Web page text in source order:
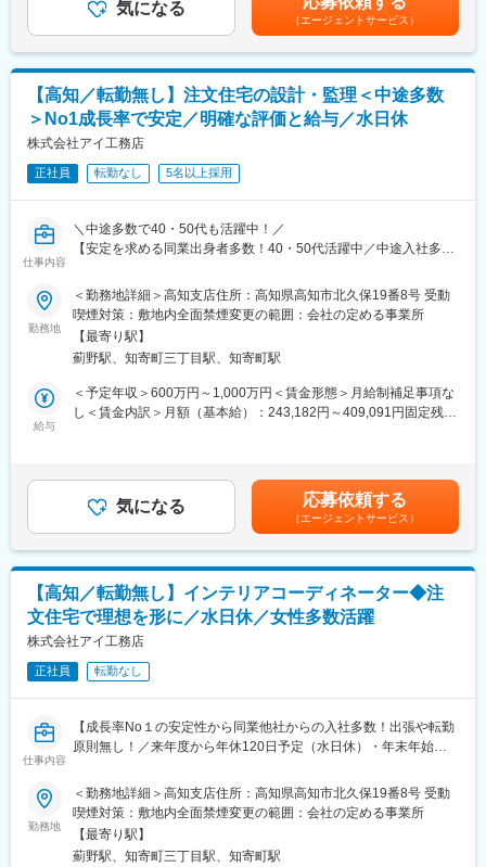
れていた薬剤管理を、全自動で管理、調整、計測、分包まで対応
可能にしました。当社の製品やシステムが、24時間止めてはなら
ない医療現場の安心安全や、医療従事者の負担軽減に大きく貢献
しています。
◆高いシェアを持つ製品：
調剤というニッチな分野で、業界トップクラスのシェアを誇る製
品が多数あります。寡占市場だからこそ、競合製品を使っている
顧客からいかにシェアを獲得するか試行錯誤する面白さがありま
す。
■職務内容：
お客様の想いがつまったマイホームづくりのため、着工からお引
未経験の方・経験が浅い方は、まずは先輩社員との同行からスタ
ートいただきますので、ご安心ください。
エリアは営業所管轄の都道府県となっており、原則直行直帰で宿
泊を伴うような遠方への出張や転勤は想定しておりません。
★１棟完工あたり２万円のインセンティブ支給あり！（社内規定
あり）実績は給与へもしっかり反映させます！
■当社の家づくり～自由設計の高品質注文住宅を適正価格で実現～
我々の住まいづくりの原点は、お客様のご要望にお応えするだけ
満足いただくことです。
お客様が5年10年と暮らしていく中で「この家にして良かった」
と思っていただけるよう、今まで以上にお客様とのご縁を大切に
し、理想の家づくりにおけるベストパートナーを目指して参りま
■はたらく環境：
・お客様のご都合で休日出勤が発生した場合は、必ず振替休日を
取得
・社員1人1人が会社をつくっていくという気概のもと働いており
ます！
・積極的なチャレンジを推奨し、意見を言いやすい社風
・社長の「家族の支え、理解があってこそ、楽しく仕事ができ
る」という考えのもと、季節に合わせた社内イベントを実施
※バーベキュー、夏には家族キャンプ、社員旅行など
変更の範囲：会社の定める業務
650万円（入社5年目）／42歳850万円（入社8年目／次長）■イン
センティブ／資格取得一時金あり：入社後に業務で必要な資格を
取得した方には、祝い金を支給賃金はあくまでも目安の金額であ
り、選考を通じて上下する可能性があります。月給(月額)は固定手
当を含めた表記です。
気になる
（エージェントサービス）
【高知／転勤無し】注文住宅の設計・監理＜中途多数
＞No1成長率で安定／明確な評価と給与／水日休
株式会社アイ工務店
正社員 転勤なし 5名以上採用
仕事内容
＼中途多数で40・50代も活躍中！／
【安定を求める同業出身者多数！40・50代活躍中／中途入社多数
い方へ／宿泊を伴う出張や原則転勤無し！／来年度から年休120
日（水日休）】
自由設計の高品質注文住宅を実現で1cm単位で違う家を作ること
が可能／創業15年で社員数3000名以上＆売上2000億円突破の売
上成長率トップクラスのハウスメーカー！
(年収例）
35歳600万円（入社5年目、2級建築士）／45歳900万円（入社9年
など）
◎面接にお越しいただき「面接官の印象」「会社の雰囲気」で意
思決定いただいた方多数！
◎成長率の高さという安定性で、同業からの転職者にも選んでい
ただいております！
◎設計は好きだけど、もう少し業務負担を減らしたい…という方
へ
理想の家づくりにおけるベストパートナーを目指す当社で、設計
職をお任せします。
■職務内容
契約後のお客様と、営業が作成したプラン図を基に打ち合わせ・
設計を頂きます。
詳細図面の作成、パース作成などは設計事務所へ委託しており、
勤務地
＜勤務地詳細＞高知支店住所：高知県高知市北久保19番8号 受動
喫煙対策：敷地内全面禁煙変更の範囲：会社の定める事業所
【最寄り駅】
薊野駅、知寄町三丁目駅、知寄町駅
給与
＜予定年収＞600万円～1,000万円＜賃金形態＞月給制補足事項な
し＜賃金内訳＞月額（基本給）：243,182円～409,091円固定残業
給与補足＞※給与は前職の実績・年収等を考慮し決定■賞与：年2
回（3月、9月）※個人の実績による■インセンティブ／資格取得一
時金あり：入社後に業務で必要な資格を取得した方には、祝い金
を支給■モデル年収：35歳600万円（入社5年目、2級建築士）45
歳900万円（入社9年目、1級建築士）賃金はあくまでも目安の金
額であり、選考を通じて上下する可能性があります。月給(月額)は
固定手当を含めた表記です。
気になる 応募依頼する
（エージェントサービス）
【高知／転勤無し】インテリアコーディネーター◆注
文住宅で理想を形に／水日休／女性多数活躍
株式会社アイ工務店
正社員 転勤なし
仕事内容
【成長率No１の安定性から同業他社からの入社多数！出張や転勤
原則無し！／来年度から年休120日予定（水日休）・年末年始休
自由設計の高品質注文住宅を実現／創業15年で社員数3000名以上
＆売上2000億円突破の売上成長率トップクラスのハウスメーカ
ー！2026年度から年間休日120日予定！
勤務地
＜勤務地詳細＞高知支店住所：高知県高知市北久保19番8号 受動
喫煙対策：敷地内全面禁煙変更の範囲：会社の定める事業所
【最寄り駅】
薊野駅、知寄町三丁目駅、知寄町駅